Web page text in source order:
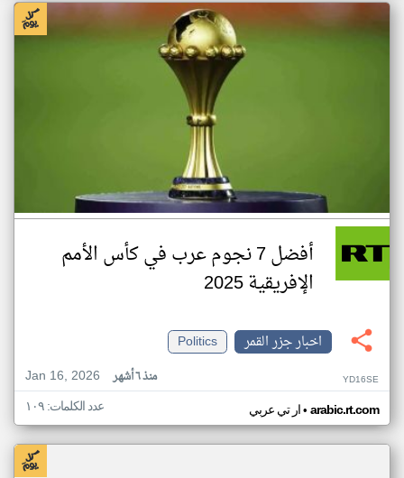
أفضل 7 نجوم عرب في كأس الأمم
الإفريقية 2025
اخبار جزر القمر
Politics
Jan 16, 2026
منذ ٦ أشهر YD16SE
ار تي عربي• arabic.rt.com عدد الكلمات: ١٠٩